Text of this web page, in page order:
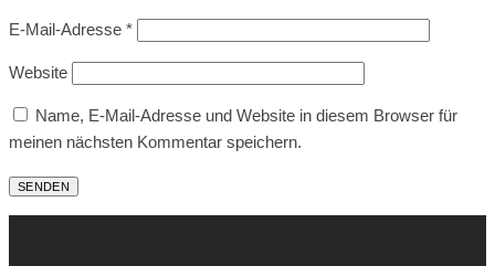
E-Mail-Adresse *
Website
Name, E-Mail-Adresse und Website in diesem Browser für
meinen nächsten Kommentar speichern.